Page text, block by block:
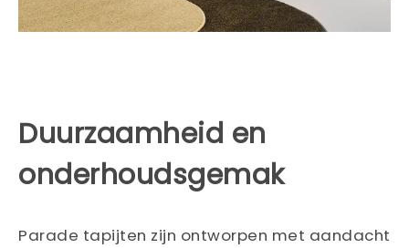
Duurzaamheid en
onderhoudsgemak
Parade tapijten zijn ontworpen met aandacht